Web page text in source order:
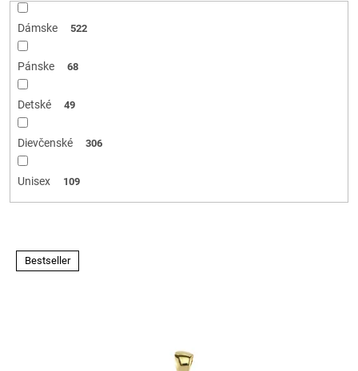
Dámske 522
Pánske 68
Detské 49
Dievčenské 306
Unisex 109
V Bestseller